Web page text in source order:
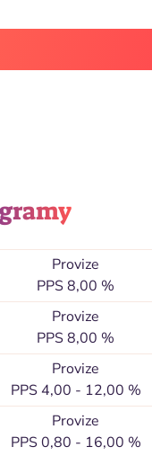
Provize
PPS 8,00 %
Provize
PPS 8,00 %
Provize
PPS 4,00 - 12,00 %
Provize
PPS 0,80 - 16,00 %